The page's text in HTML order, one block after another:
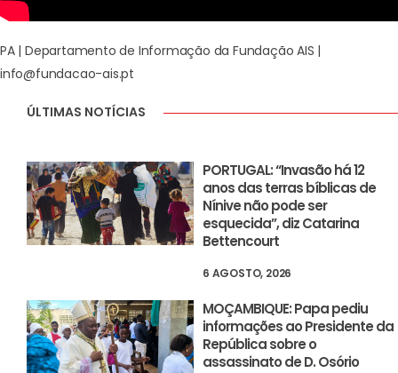
PA | Departamento de Informação da Fundação AIS |
info@fundacao-ais.pt
ÚLTIMAS NOTÍCIAS
PORTUGAL: “Invasão há 12
anos das terras bíblicas de
Nínive não pode ser
esquecida”, diz Catarina
Bettencourt
6 AGOSTO, 2026
MOÇAMBIQUE: Papa pediu
informações ao Presidente da
República sobre o
assassinato de D. Osório